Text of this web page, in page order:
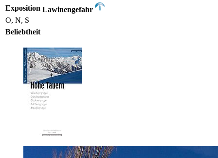
Exposition Lawinengefahr
O, N, S
Beliebtheit